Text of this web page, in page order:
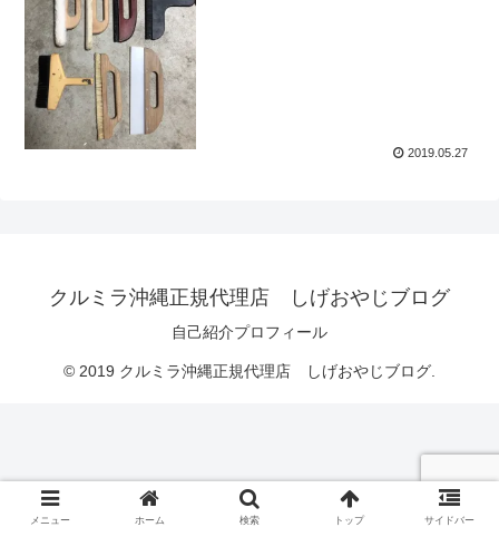
2019.05.27
クルミラ沖縄正規代理店 しげおやじブログ
自己紹介プロフィール
© 2019 クルミラ沖縄正規代理店 しげおやじブログ.
メニュー ホーム 検索 トップ サイドバー